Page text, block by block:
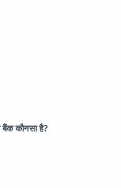
बैंक कौनसा है?